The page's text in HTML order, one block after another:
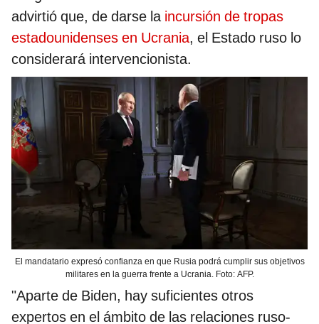
advirtió que, de darse laincursión de tropas
estadounidenses en Ucrania, el Estado ruso lo
considerará intervencionista.
El mandatario expresó confianza en que Rusia podrá cumplir sus objetivos
militares en la guerra frente a Ucrania. Foto: AFP.
"Aparte de Biden, hay suficientes otros
expertos en el ámbito de las relaciones ruso-